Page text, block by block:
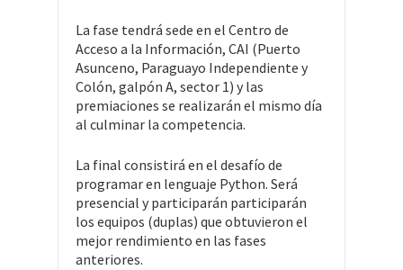
La fase tendrá sede en el Centro de
Acceso a la Información, CAI (Puerto
Asunceno, Paraguayo Independiente y
Colón, galpón A, sector 1) y las
premiaciones se realizarán el mismo día
al culminar la competencia.
La final consistirá en el desafío de
programar en lenguaje Python. Será
presencial y participarán participarán
los equipos (duplas) que obtuvieron el
mejor rendimiento en las fases
anteriores.